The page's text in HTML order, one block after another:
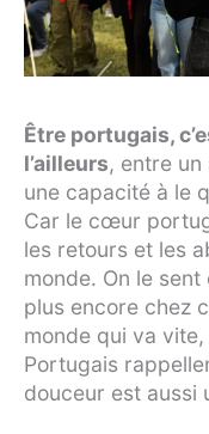
Être portugais,
l’ailleurs, entre
une capacité à le
Car le cœur
les retours et les
monde. On le
plus encore chez
monde qui va
Portugais
douceur est aussi